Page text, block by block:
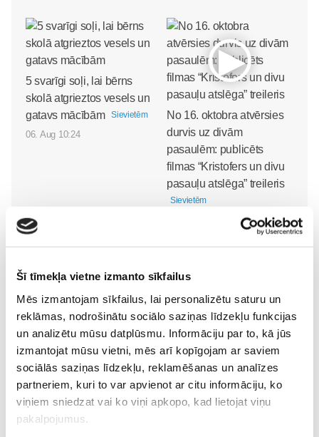
Šī tīmekļa vietne izmanto sīkfailus
Mēs izmantojam sīkfailus, lai personalizētu saturu un
reklāmas, nodrošinātu sociālo saziņas līdzekļu funkcijas
un analizētu mūsu datplūsmu. Informāciju par to, kā jūs
izmantojat mūsu vietni, mēs arī kopīgojam ar saviem
sociālās saziņas līdzekļu, reklamēšanas un analīzes
partneriem, kuri to var apvienot ar citu informāciju, ko
viņiem sniedzat vai ko viņi apkopo, kad lietojat viņu
pakalpojumus.
5 svarīgi soļi, lai bērns
skolā atgrieztos vesels un
gatavs mācībām
Sievietēm
06. Aug 10:24
No 16. oktobra atvērsies
durvis uz divām
pasaulēm: publicēts
filmas “Kristofers un divu
pasauļu atslēga” treileris
Sievietēm
Sākam jauno Māmiņu
Brokastu sezonu 9.
septembrī!
Sievietēm
03. Aug 16:09